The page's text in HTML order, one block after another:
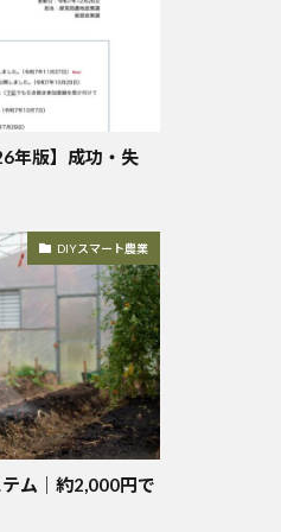
年版】成功・失
DIYスマート農業
ム｜約2,000円で